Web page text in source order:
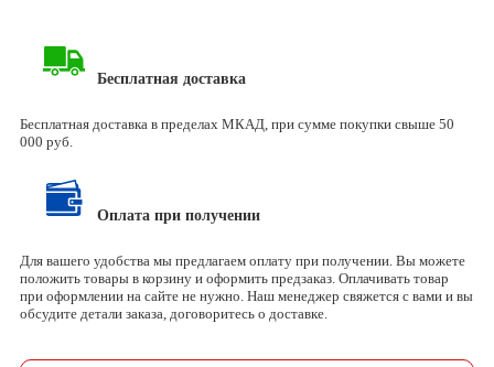
Бесплатная доставка
Бесплатная доставка в пределах МКАД, при сумме покупки свыше 50
000 руб.
Оплата при получении
Для вашего удобства мы предлагаем оплату при получении. Вы можете
положить товары в корзину и оформить предзаказ. Оплачивать товар
при оформлении на сайте не нужно. Наш менеджер свяжется с вами и вы
обсудите детали заказа, договоритесь о доставке.